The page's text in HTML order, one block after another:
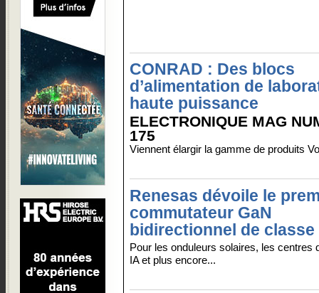
CONRAD : Des blocs
d’alimentation de
haute puissance
ELECTRONIQUE MAG
175
Viennent élargir la gamme de produits
Renesas dévoile le
commutateur GaN
bidirectionnel de classe
Pour les onduleurs solaires, les centres
IA et plus encore...